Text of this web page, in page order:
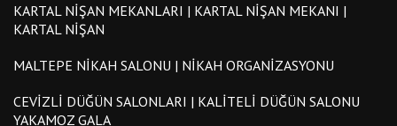
KARTAL NIŞAN MEKANLARI | KARTAL NIŞAN MEKANI |
KARTAL NIŞAN
MALTEPE NIKAH SALONU | NIKAH ORGANIZASYONU
CEVIZLI DÜĞÜN SALONLARI | KALITELI DÜĞÜN SALONU
YAKAMOZ GALA